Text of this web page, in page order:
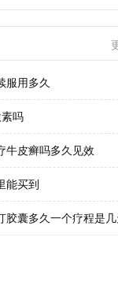
服用多久
吗
牛皮癣吗多久见效
能买到
胶囊多久一个疗程是几